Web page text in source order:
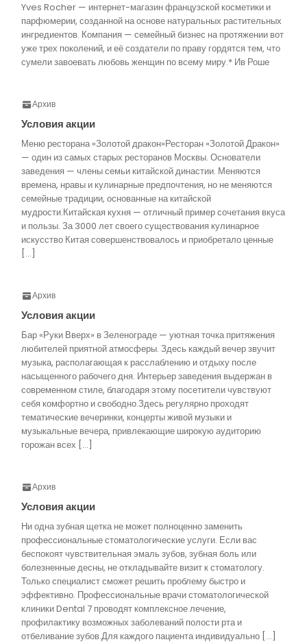
Yves Rocher — интернет-магазин французской косметики и
парфюмерии, созданной на основе натуральных растительных
ингредиентов. Компания — семейный бизнес на протяжении вот
уже трех поколений, и её создатели по праву гордятся тем, что
сумели завоевать любовь женщин по всему миру.* Ив Роше
Архив
Условия акции
Меню ресторана «Золотой дракон»Ресторан «Золотой Дракон»
— один из самых старых ресторанов Москвы. Основатели
заведения — члены семьи китайской династии. Меняются
времена, нравы и кулинарные предпочтения, но не меняются
семейные традиции, основанные на китайской
мудрости.Китайская кухня — отличный пример сочетания вкуса
и пользы. За 3000 лет своего существования кулинарное
искусство Китая совершенствовалось и приобретало ценные
[…]
Архив
Условия акции
Бар «Руки Вверх» в Зеленограде — уютная точка притяжения
любителей приятной атмосферы. Здесь каждый вечер звучит
музыка, располагающая к расслаблению и отдыху после
насыщенного рабочего дня. Интерьер заведения выдержан в
современном стиле, благодаря этому посетители чувствуют
себя комфортно и свободно.Здесь регулярно проходят
тематические вечеринки, концерты живой музыки и
музыкальные вечера, привлекающие широкую аудиторию
горожан всех […]
Архив
Условия акции
Ни одна зубная щетка не может полноценно заменить
профессиональные стоматологические услуги. Если вас
беспокоят чувствительная эмаль зубов, зубная боль или
болезненные десны, не откладывайте визит к стоматологу.
Только специалист сможет решить проблему быстро и
эффективно. Профессиональные врачи стоматологической
клиники Dental 7 проводят комплексное лечение,
профилактику возможных заболеваний полости рта и
отбеливание зубов.Для каждого пациента индивидуально […]